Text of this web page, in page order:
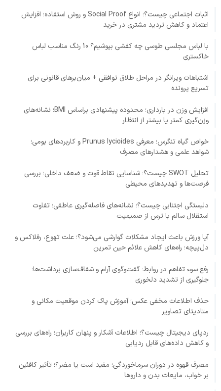
اثبات اجتماعی چیست؟؛ انواع Social Proof و روش استفاده؛ افزایش
اعتماد و کاهش تردید مشتری در خرید
با لباس مجلسی طوسی چه کفشی بپوشیم؟ 10 رنگ مناسب لباس
خاکستری
اشتباهات ویرانگر در مراحل طلاق توافقی + میان‌برهای قانونی برای
تسریع پرونده
افزایش وزن در بارداری؛ محدوده پیشنهادی براساس BMI؛ نشانه‌های
وزن‌گیری کمتر یا بیشتر از انتظار
خواص گیاه تنگرس؛ معرفی Prunus lycioides و کاربردهای بومی؛
شواهد علمی و هشدارهای مصرف
تحلیل SWOT چیست؟؛ شناسایی نقاط قوت و ضعف داخلی؛ بررسی
فرصت‌ها و تهدیدهای محیطی
دلبستگی اجتنابی چیست؟؛ نشانه‌های فاصله‌گیری عاطفی؛ تفاوت
استقلال سالم با ترس از صمیمیت
آیا ورزش باعث ایجاد مشکلات گوارشی می‌شود؟؛ علت تهوع، رفلاکس و
دل‌پیچه؛ راه‌های کاهش علائم حین تمرین
رفع سوء تفاهم در روابط؛ گفت‌وگوی آرام و شفاف‌سازی برداشت‌ها؛
جلوگیری از تشدید دلخوری
حذف اطلاعات مخفی عکس؛ آموزش پاک کردن موقعیت مکانی و
متادیتای تصاویر
ردپای دیجیتال چیست؟؛ اطلاعات آشکار و پنهان کاربران؛ راه‌های بررسی
و کاهش داده‌های قابل ردیابی
مصرف قهوه در دوران سرماخوردگی؛ مفید است یا مضر؟؛ تأثیر کافئین
بر خواب، مایعات بدن و داروها